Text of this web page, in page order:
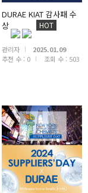
DURAE KIAT 감사패 수
상
HOT
관리자
2025.01.09
추천 수 : 0 조회 수 : 503